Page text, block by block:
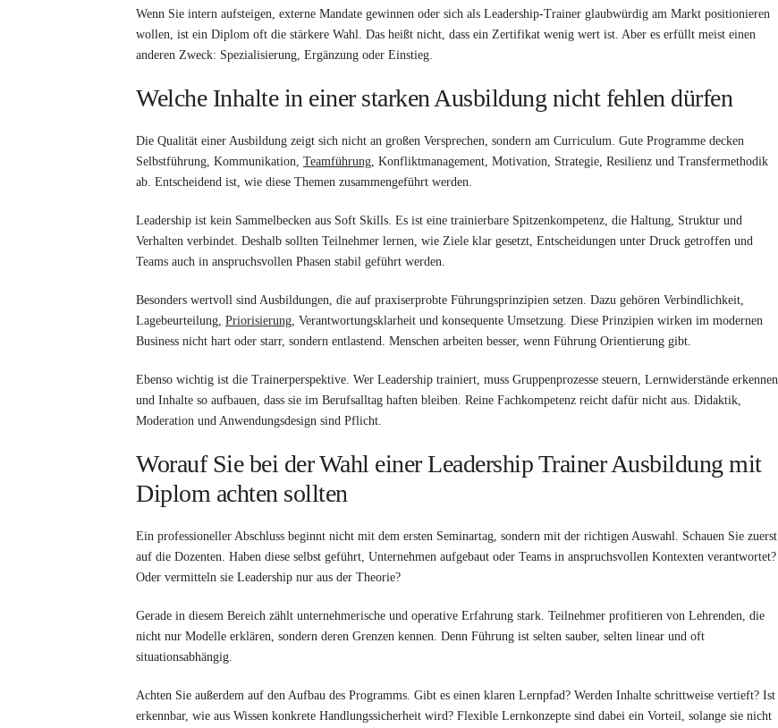
Wenn Sie intern aufsteigen, externe Mandate gewinnen oder sich als Leadership-Trainer glaubwürdig am Markt positionieren
wollen, ist ein Diplom oft die stärkere Wahl. Das heißt nicht, dass ein Zertifikat wenig wert ist. Aber es erfüllt meist einen
anderen Zweck: Spezialisierung, Ergänzung oder Einstieg.
Welche Inhalte in einer starken Ausbildung nicht fehlen dürfen
Die Qualität einer Ausbildung zeigt sich nicht an großen Versprechen, sondern am Curriculum. Gute Programme decken
Selbstführung, Kommunikation, Teamführung , Konfliktmanagement, Motivation, Strategie, Resilienz und Transfermethodik
ab. Entscheidend ist, wie diese Themen zusammengeführt werden.
Leadership ist kein Sammelbecken aus Soft Skills. Es ist eine trainierbare Spitzenkompetenz, die Haltung, Struktur und
Verhalten verbindet. Deshalb sollten Teilnehmer lernen, wie Ziele klar gesetzt, Entscheidungen unter Druck getroffen und
Teams auch in anspruchsvollen Phasen stabil geführt werden.
Besonders wertvoll sind Ausbildungen, die auf praxiserprobte Führungsprinzipien setzen. Dazu gehören Verbindlichkeit,
Lagebeurteilung, Priorisierung , Verantwortungsklarheit und konsequente Umsetzung. Diese Prinzipien wirken im modernen
Business nicht hart oder starr, sondern entlastend. Menschen arbeiten besser, wenn Führung Orientierung gibt.
Ebenso wichtig ist die Trainerperspektive. Wer Leadership trainiert, muss Gruppenprozesse steuern, Lernwiderstände erkennen
und Inhalte so aufbauen, dass sie im Berufsalltag haften bleiben. Reine Fachkompetenz reicht dafür nicht aus. Didaktik,
Moderation und Anwendungsdesign sind Pflicht.
Worauf Sie bei der Wahl einer Leadership Trainer Ausbildung mit
Diplom achten sollten
Ein professioneller Abschluss beginnt nicht mit dem ersten Seminartag, sondern mit der richtigen Auswahl. Schauen Sie zuerst
auf die Dozenten. Haben diese selbst geführt, Unternehmen aufgebaut oder Teams in anspruchsvollen Kontexten verantwortet?
Oder vermitteln sie Leadership nur aus der Theorie?
Gerade in diesem Bereich zählt unternehmerische und operative Erfahrung stark. Teilnehmer profitieren von Lehrenden, die
nicht nur Modelle erklären, sondern deren Grenzen kennen. Denn Führung ist selten sauber, selten linear und oft
situationsabhängig.
Achten Sie außerdem auf den Aufbau des Programms. Gibt es einen klaren Lernpfad? Werden Inhalte schrittweise vertieft? Ist
erkennbar, wie aus Wissen konkrete Handlungssicherheit wird? Flexible Lernkonzepte sind dabei ein Vorteil, solange sie nicht